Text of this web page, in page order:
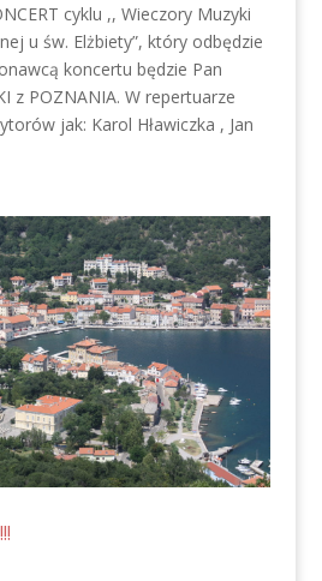
cyklu ,, Wieczory Muzyki
u św. Elżbiety”, który odbędzie
koncertu będzie Pan
z POZNANIA. W repertuarze
jak: Karol Hławiczka , Jan